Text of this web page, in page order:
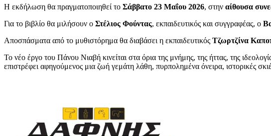
Η εκδήλωση θα πραγματοποιηθεί το Σάββατο 23 Μαΐου 2026, στην αίθουσα
Για το βιβλίο θα μιλήσουν ο Στέλιος Φούντας, εκπαιδευτικός και συγγραφέας, ο
Αποσπάσματα από το μυθιστόρημα θα διαβάσει η εκπαιδευτικός Τζωρτζίνα
Το νέο έργο του Πάνου Νιαβή κινείται στα όρια της μνήμης, της ήττας, της
επιστρέφει αφηγούμενος μια ζωή γεμάτη λάθη, πυρπολημένα όνειρα, ιστορικές